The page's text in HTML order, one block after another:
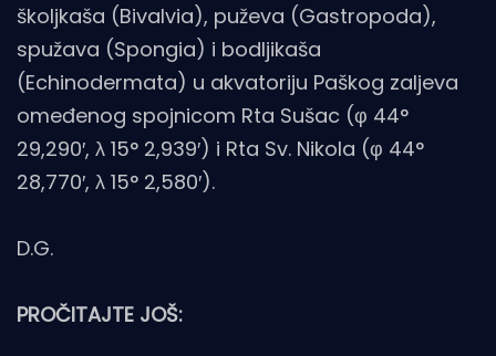
školjkaša (Bivalvia), puževa (Gastropoda),
spužava (Spongia) i bodljikaša
(Echinodermata) u akvatoriju Paškog zaljeva
omeđenog spojnicom Rta Sušac (φ 44°
29,290′, λ 15° 2,939′) i Rta Sv. Nikola (φ 44°
28,770′, λ 15° 2,580′).
D.G.
PROČITAJTE JOŠ: